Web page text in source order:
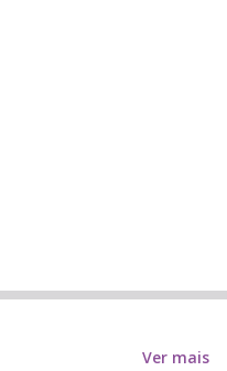
Ver mais